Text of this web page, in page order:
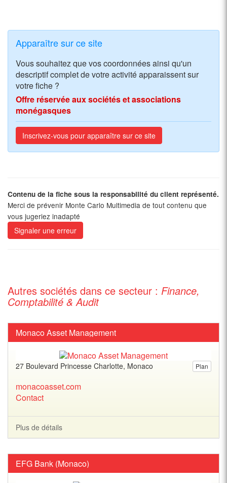
Apparaître sur ce site
Vous souhaitez que vos coordonnées ainsi qu'un
descriptif complet de votre activité apparaissent sur
votre fiche ?
Offre réservée aux sociétés et associations
monégasques
Inscrivez-vous pour apparaître sur ce site
Contenu de la fiche sous la responsabilité du client représenté.
Merci de prévenir Monte Carlo Multimedia de tout contenu que
vous jugeriez inadapté
Signaler une erreur
Autres sociétés dans ce secteur : Finance,
Comptabilité & Audit
Monaco Asset Management
Plan
27 Boulevard Princesse Charlotte, Monaco
monacoasset.com
Contact
Plus de détails
EFG Bank (Monaco)